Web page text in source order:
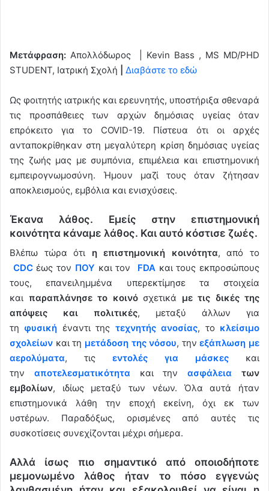
Μετάφραση: Απολλόδωρος | Kevin Bass , MS MD/PHD
STUDENT, Ιατρική Σχολή
Διαβάστε το εδώ
Ως φοιτητής ιατρικής και ερευνητής, υποστήριξα σθεναρά
τις προσπάθειες των αρχών δημόσιας υγείας όταν
επρόκειτο για το COVID-19. Πίστευα ότι οι αρχές
ανταποκρίθηκαν στη μεγαλύτερη κρίση δημόσιας υγείας
της ζωής μας με συμπόνια, επιμέλεια και επιστημονική
εμπειρογνωμοσύνη. Ήμουν μαζί τους όταν ζήτησαν
αποκλεισμούς, εμβόλια και ενισχύσεις.
Έκανα λάθος. Εμείς στην επιστημονική
κοινότητα κάναμε λάθος. Και αυτό κόστισε ζωές.
Βλέπω τώρα ότι η επιστημονική κοινότητα, από το
CDC έως τον ΠΟΥ και τον FDA και τους εκπροσώπους
τους, επανειλημμένα υπερεκτίμησε τα στοιχεία
και παραπλάνησε το κοινό σχετικά με τις δικές της
απόψεις και πολιτικές, μεταξύ άλλων για
τη φυσική έναντι της τεχνητής ανοσίας, το κλείσιμο
σχολείων και τη μετάδοση της νόσου, τηνεξάπλωση με
αερολύματα, τις εντολές για μάσκες και
την αποτελεσματικότητα και τηνασφάλειατων
εμβολίων, ιδίως μεταξύ των νέων. Όλα αυτά ήταν
επιστημονικά λάθη την εποχή εκείνη, όχι εκ των
υστέρων. Παραδόξως, ορισμένες από αυτές τις
συσκοτίσεις συνεχίζονται μέχρι σήμερα.
Αλλά ίσως πιο σημαντικό από οποιοδήποτε
μεμονωμένο λάθος ήταν το πόσο εγγενώς